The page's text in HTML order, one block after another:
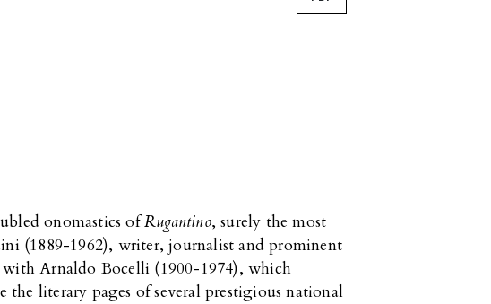
onomastics ofRugantino, surely the most
(1889-1962), writer, journalist and prominent
with Arnaldo Bocelli (1900-1974), which
literary pages of several prestigious national